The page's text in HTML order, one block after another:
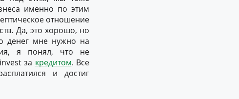
именно по этим
отношение
Да, это хорошо, но
денег мне нужно на
я понял, что не
за кредитом. Все
и достиг